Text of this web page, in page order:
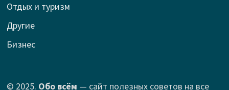
Отдых и туризм
Другие
Бизнес
© 2025. Обо всём — сайт полезных советов на все